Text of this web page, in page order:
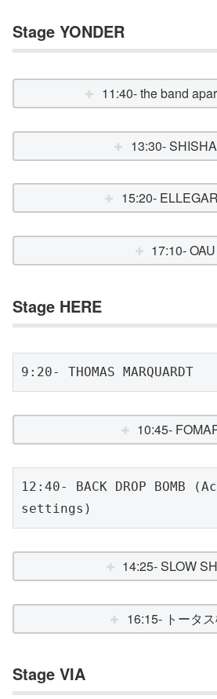
Stage YONDER
11:40- the band
13:30-
15:20-
17:10- OAU
Stage HERE
9:20- THOMAS MARQUARDT
10:45-
12:40- BACK DROP BOMB
settings)
14:25- SLOW
16:15- トータ
Stage VIA